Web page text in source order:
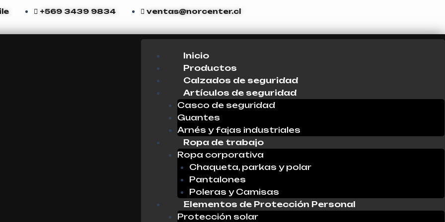
+569 3439 9834 ventas@norcenter.cl
Inicio
Productos
Calzados de seguridad
Artículos de seguridad
Casco de seguridad
Guantes
Arnés y fajas industriales
Ropa de trabajo
Ropa corporativa
Chaqueta, parkas y polar
Pantalones
Poleras y Camisas
Elementos de Protección Personal
Protección solar